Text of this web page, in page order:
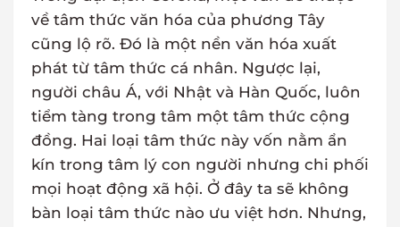
về tâm thức văn hóa của phương Tây
cũng lộ rõ. Đó là một nền văn hóa xuất
phát từ tâm thức cá nhân. Ngược lại,
người châu Á, với Nhật và Hàn Quốc, luôn
tiểm tàng trong tâm một tâm thức cộng
đồng. Hai loại tâm thức này vốn nằm ẩn
kín trong tâm lý con người nhưng chi phối
mọi hoạt động xã hội. Ở đây ta sẽ không
bàn loại tâm thức nào ưu việt hơn. Nhưng,